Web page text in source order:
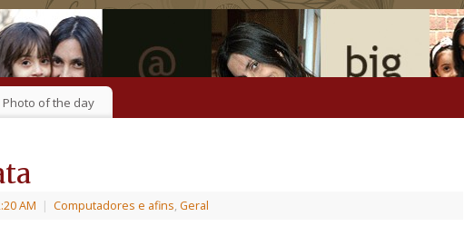
Photo of the day
AM | Computadores e afins, Geral